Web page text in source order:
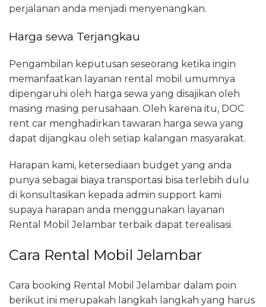
perjalanan anda menjadi menyenangkan.
Harga sewa Terjangkau
Pengambilan keputusan seseorang ketika ingin
memanfaatkan layanan rental mobil umumnya
dipengaruhi oleh harga sewa yang disajikan oleh
masing masing perusahaan. Oleh karena itu, DOC
rent car menghadirkan tawaran harga sewa yang
dapat dijangkau oleh setiap kalangan masyarakat.
Harapan kami, ketersediaan budget yang anda
punya sebagai biaya transportasi bisa terlebih dulu
di konsultasikan kepada admin support kami
supaya harapan anda menggunakan layanan
Rental Mobil Jelambar terbaik dapat terealisasi.
Cara Rental Mobil Jelambar
Cara booking Rental Mobil Jelambar dalam poin
berikut ini merupakah langkah langkah yang harus